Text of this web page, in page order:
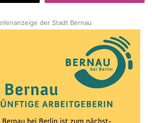
der Stadt Bernau